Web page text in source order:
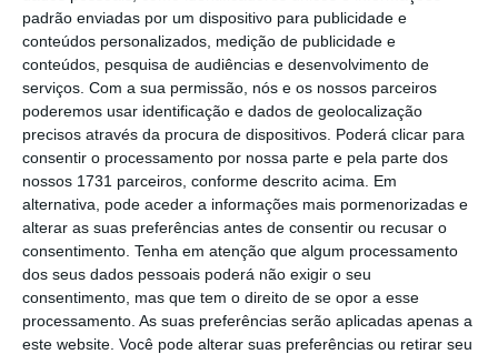
padrão enviadas por um dispositivo para publicidade e
conteúdos personalizados, medição de publicidade e
conteúdos, pesquisa de audiências e desenvolvimento de
serviços. Com a sua permissão, nós e os nossos parceiros
poderemos usar identificação e dados de geolocalização
precisos através da procura de dispositivos. Poderá clicar para
consentir o processamento por nossa parte e pela parte dos
nossos 1731 parceiros, conforme descrito acima. Em
alternativa, pode aceder a informações mais pormenorizadas e
alterar as suas preferências antes de consentir ou recusar o
consentimento. Tenha em atenção que algum processamento
dos seus dados pessoais poderá não exigir o seu
consentimento, mas que tem o direito de se opor a esse
processamento. As suas preferências serão aplicadas apenas a
este website. Você pode alterar suas preferências ou retirar seu
universitária, vão abrir reforços nos hospitais
de Lisboa,mas com escassez de equipas, tem
havido envio de pacientes para o resto do
país, e temos ainda a capacidade das forças
militares”. Questionado sobre os privados, o
atual Presidente salientou que a capacidade
“é muito limitada”.
Marcelo admite confinamento mais apertado
Ler Mais